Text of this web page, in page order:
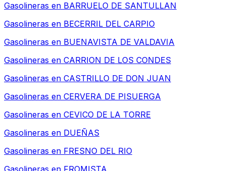
Gasolineras en BARRUELO DE SANTULLAN
Gasolineras en BECERRIL DEL CARPIO
Gasolineras en BUENAVISTA DE VALDAVIA
Gasolineras en CARRION DE LOS CONDES
Gasolineras en CASTRILLO DE DON JUAN
Gasolineras en CERVERA DE PISUERGA
Gasolineras en CEVICO DE LA TORRE
Gasolineras en DUEÑAS
Gasolineras en FRESNO DEL RIO